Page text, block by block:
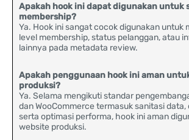
Apakah hook ini dapat digunakan untuk
membership?
Ya. Hook ini sangat cocok digunakan untuk
level membership, status pelanggan, atau
lainnya pada metadata review.
Apakah penggunaan hook ini aman
produksi?
Ya. Selama mengikuti standar
dan WooCommerce termasuk sanitasi
serta optimasi performa, hook ini aman
website produksi.